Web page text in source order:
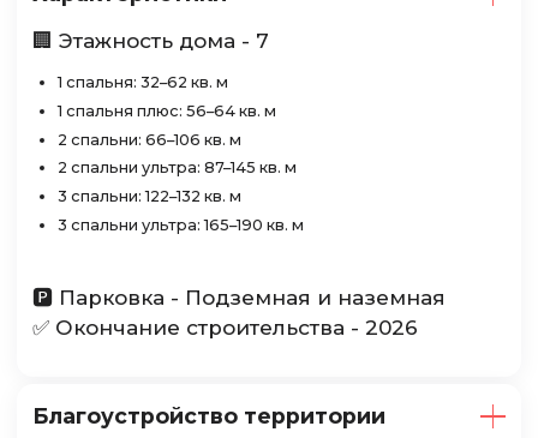
🏢 Этажность дома - 7
1 спальня: 32–62 кв. м
1 спальня плюс: 56–64 кв. м
2 спальни: 66–106 кв. м
2 спальни ультра: 87–145 кв. м
3 спальни: 122–132 кв. м
3 спальни ультра: 165–190 кв. м
🅿️ Парковка - Подземная и наземная
✅ Окончание строительства - 2026
Благоустройство территории